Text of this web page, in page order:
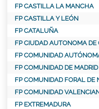
FP CASTILLA LA MANCHA
FP CASTILLA Y LEÓN
FP CATALUÑA
FP CIUDAD AUTONOMA DE
FP COMUNIDAD
FP COMUNIDAD DE MADRID
FP COMUNIDAD FORAL DE
FP COMUNIDAD
FP EXTREMADURA